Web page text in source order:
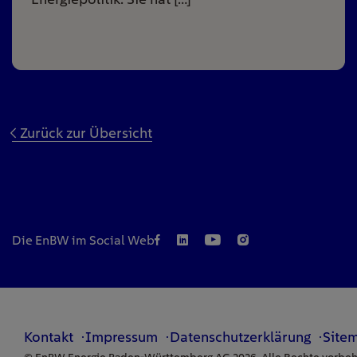
Zurück zur Übersicht
Die EnBW im Social Web
Kontakt Impressum Datenschutzerklärung